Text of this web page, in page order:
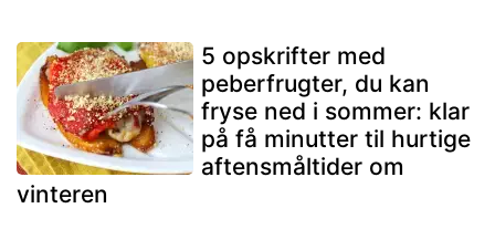
5 opskrifter med
peberfrugter, du kan
fryse ned i sommer: klar
på få minutter til hurtige
aftensmåltider om
vinteren